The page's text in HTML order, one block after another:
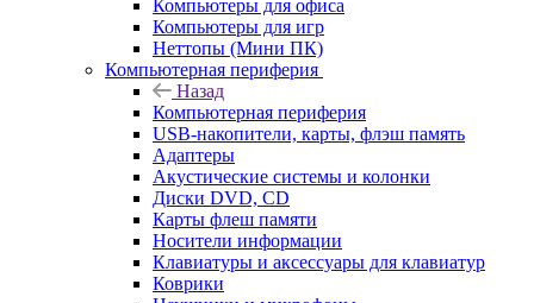
Компьютеры для офиса
Компьютеры для игр
Неттопы (Мини ПК)
Компьютерная периферия
Назад
Компьютерная периферия
USB-накопители, карты, флэш память
Адаптеры
Акустические системы и колонки
Диски DVD, CD
Карты флеш памяти
Носители информации
Клавиатуры и аксессуары для клавиатур
Коврики